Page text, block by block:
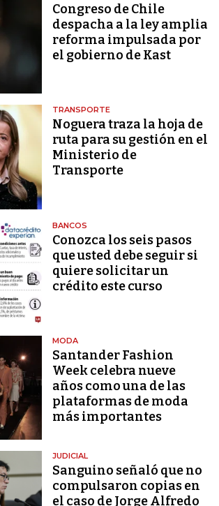
Congreso de Chile
despacha a la ley amplia
reforma impulsada por
el gobierno de Kast
TRANSPORTE
Noguera traza la hoja de
ruta para su gestión en el
Ministerio de
Transporte
BANCOS
Conozca los seis pasos
que usted debe seguir si
quiere solicitar un
crédito este curso
MODA
Santander Fashion
Week celebra nueve
años como una de las
plataformas de moda
más importantes
JUDICIAL
Sanguino señaló que no
compulsaron copias en
el caso de Jorge Alfredo